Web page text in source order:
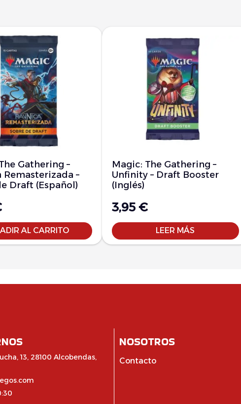
Gathering –
Remasterizada –
Draft (Español)
AL CARRITO
Magic: The Gathering –
Unfinity – Draft Booster
(Inglés)
3,95€
LEER MÁS
13, 28100 Alcobendas,
NOSOTROS
Contacto